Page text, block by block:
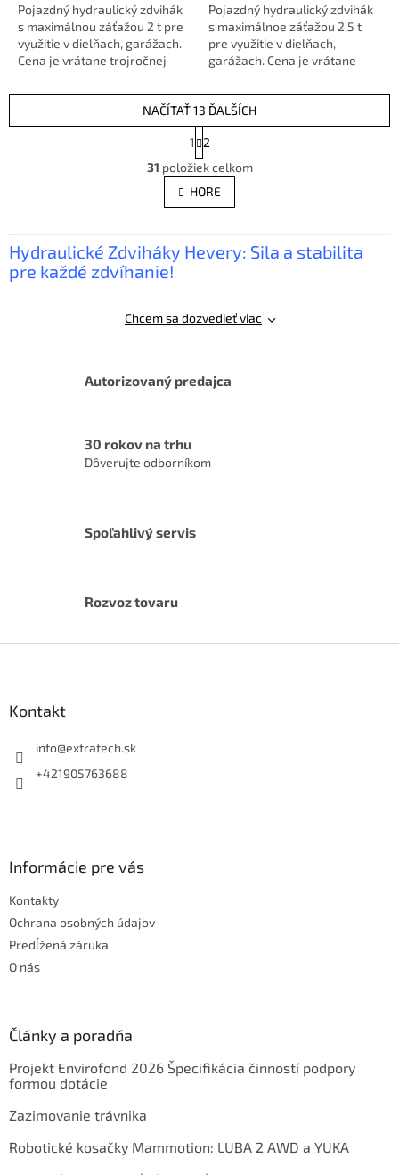
Pojazdný hydraulický zdvihák
s maximálnou záťažou 2 t pre
využitie v dielňach, garážach.
Cena je vrátane trojročnej
Pojazdný hydraulický zdvihák
s maximálnoe záťažou 2,5 t
pre využitie v dielňach,
garážach. Cena je vrátane
O
v
l
á
c
r
y
s
NAČÍTAŤ 13 ĎALŠÍCH
S
t
r
á
n
k
v
a
1
2
31 položiek celkom
HORE
Hydraulické Zdviháky Hevery: Sila a stabilita
pre každé zdvíhanie!
Chcem sa dozvedieť viac
Autorizovaný predajca
30 rokov na trhu
Dôverujte odborníkom
Spoľahlivý servis
Rozvoz tovaru
Kontakt
info@extratech.sk
+421905763688
Informácie pre vás
Kontakty
Ochrana osobných údajov
Predĺžená záruka
O nás
Články a poradňa
Projekt Envirofond 2026 Špecifikácia činností podpory
formou dotácie
Zazimovanie trávnika
Robotické kosačky Mammotion: LUBA 2 AWD a YUKA